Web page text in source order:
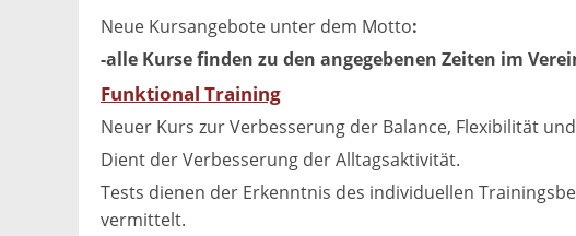
Neue Kursangebote unter dem Motto:
-alle Kurse finden zu den angegebenen Zeiten im
Funktional Training
Neuer Kurs zur Verbesserung der Balance, Flexibilität
Dient der Verbesserung der Alltagsaktivität.
Tests dienen der Erkenntnis des individuellen
vermittelt.